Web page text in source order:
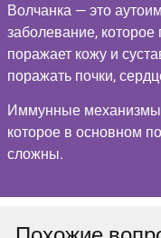
Волчанка — это
заболевание,
поражает кожу и
поражать почки,
Иммунные механизмы
которое в основном
сложны.